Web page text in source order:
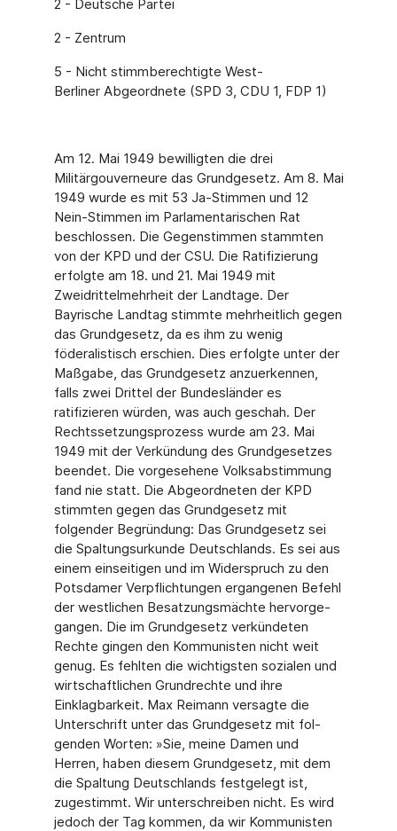
2 - Deutsche Partei
2 - Zentrum
5 - Nicht stimmberechtigte West-
Berliner Abgeordnete (SPD 3, CDU 1, FDP 1)
Am 12. Mai 1949 bewilligten die drei
Militärgouverneure das Grundgesetz. Am 8. Mai
1949 wurde es mit 53 Ja-Stimmen und 12
Nein-Stimmen im Parlamentarischen Rat
beschlossen. Die Gegenstimmen stammten
von der KPD und der CSU. Die Ratifizierung
erfolgte am 18. und 21. Mai 1949 mit
Zweidrittelmehrheit der Landtage. Der
Bayrische Landtag stimmte mehrheitlich gegen
das Grundgesetz, da es ihm zu wenig
föderalis­tisch erschien. Dies erfolgte unter der
Maßgabe, das Grundgesetz anzuerkennen,
falls zwei Drittel der Bundesländer es
ratifizieren würden, was auch geschah. Der
Rechtsset­zungsprozess wurde am 23. Mai
1949 mit der Verkündung des Grundgesetzes
beendet. Die vorgesehene Volksabstimmung
fand nie statt. Die Abgeordneten der KPD
stimmten gegen das Grundgesetz mit
folgender Begründung: Das Grundgesetz sei
die Spaltungs­urkunde Deutschlands. Es sei aus
einem einseitigen und im Widerspruch zu den
Pots­damer Verpflichtungen ergangenen Befehl
der westlichen Besatzungsmächte hervorge­
gangen. Die im Grundgesetz verkündeten
Rechte gingen den Kommunisten nicht weit
genug. Es fehlten die wichtigsten sozialen und
wirtschaftlichen Grundrechte und ihre
Einklagbarkeit. Max Reimann versagte die
Unterschrift unter das Grundgesetz mit fol­
genden Worten: »Sie, meine Damen und
Herren, haben diesem Grundgesetz, mit dem
die Spaltung Deutschlands festgelegt ist,
zugestimmt. Wir unterschreiben nicht. Es wird
jedoch der Tag kommen, da wir Kommunisten